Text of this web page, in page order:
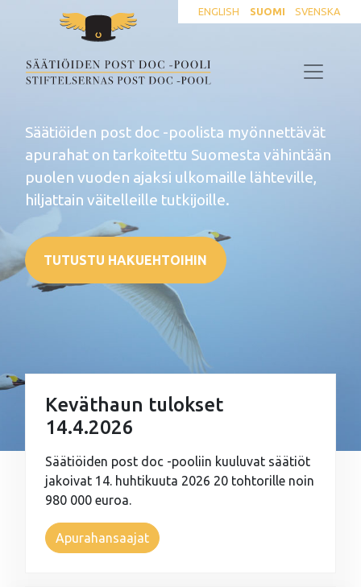
ENGLISH SUOMI SVENSKA
Säätiöiden post doc -poolista myönnettävät
apurahat on tarkoitettu Suomesta vähintään
puolen vuoden ajaksi ulkomaille lähteville,
hiljattain väitelleille tutkijoille.
TUTUSTU HAKUEHTOIHIN
Keväthaun tulokset
14.4.2026
Säätiöiden post doc -pooliin kuuluvat säätiöt
jakoivat 14. huhtikuuta 2026 20 tohtorille noin
980 000 euroa.
Apurahansaajat